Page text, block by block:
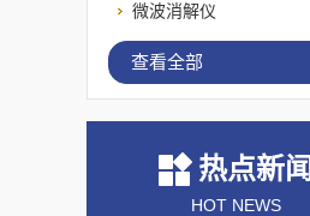
微波消解仪
查看全部
热点新闻
HOT NEWS